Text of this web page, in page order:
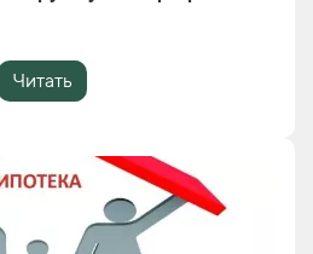
Читать